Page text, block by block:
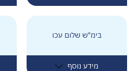
בימ"ש שלום עכו
מידע נוסף